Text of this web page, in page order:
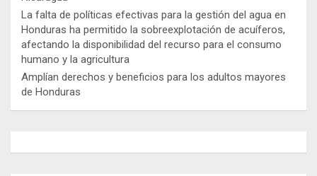
La falta de políticas efectivas para la gestión del agua en
Honduras ha permitido la sobreexplotación de acuíferos,
afectando la disponibilidad del recurso para el consumo
humano y la agricultura
Amplían derechos y beneficios para los adultos mayores
de Honduras